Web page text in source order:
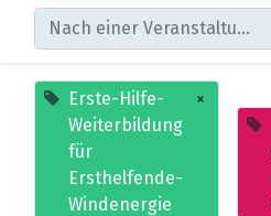
Erste-Hilfe-
Weiterbildung
für
Ersthelfende-
Windenergie
×